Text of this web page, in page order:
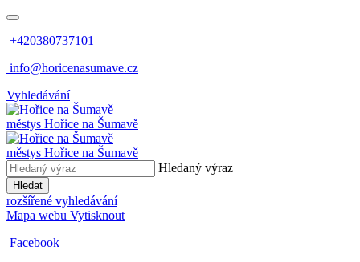
+420380737101
info@horicenasumave.cz
Vyhledávání
městys Hořice na Šumavě
městys Hořice na Šumavě
Hledaný výraz
Hledat
rozšířené vyhledávání
Mapa webu Vytisknout
Facebook